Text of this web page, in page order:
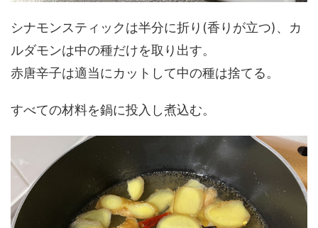
シナモンスティックは半分に折り(香りが立つ)、カ
ルダモンは中の種だけを取り出す。
赤唐辛子は適当にカットして中の種は捨てる。
すべての材料を鍋に投入し煮込む。